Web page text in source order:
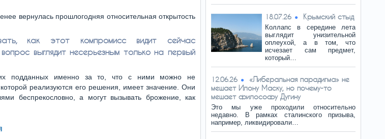
вернулась прошлогодняя относительная открытость
как этот компромисс видит сейчас
выглядит несерьезным только на первый
подданных именно за то, что с ними можно не
реализуются его решения, имеет значение. Они
беспрекословно, а могут вызывать брожение, как
18.07.26 Крымский стыд
Коллапс в середине лета
выглядит унизительной
оплеухой, а в том, что
исчезает сам предмет,
который…
12.06.26
«Либеральная парадигма» не
мешает Илону Маску, но почему-то
мешает философу Дугину
Это мы уже проходили относительно
недавно. В рамках сталинского призыва,
например, ликвидировали…